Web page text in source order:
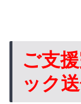
ご支
ック